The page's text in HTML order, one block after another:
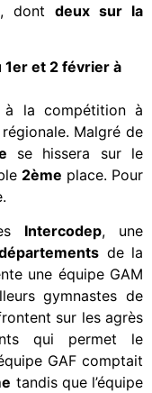
, dont deux sur la
et 2 février à
à la compétition à
Malgré de
se hissera sur le
2ème place. Pour
Intercodep, une
de la
une équipe GAM
gymnastes de
sur les agrès
qui permet le
GAF comptait
tandis que l’équipe